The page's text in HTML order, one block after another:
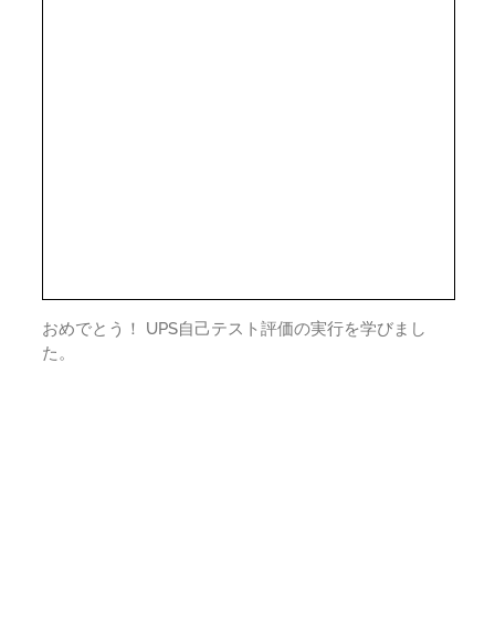
おめでとう！ UPS自己テスト評価の実行を学びまし
た。